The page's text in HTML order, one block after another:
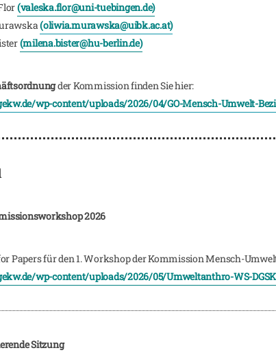
(valeska.flor@uni-tuebingen.de)
(oliwia.murawska@uibk.ac.at)
(milena.bister@hu-berlin.de)
der Kommission finden Sie hier:
wp-content/uploads/2026/04/GO-Mensch-Umwelt-
2026
Papers für den 1. Workshop der Kommission Mensch-
wp-content/uploads/2026/05/Umweltanthro-WS-
Sitzung